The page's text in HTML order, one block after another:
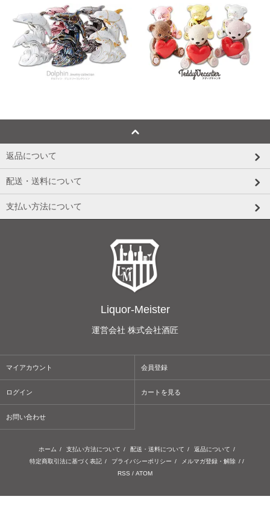
返品について
配送・送料について
支払い方法について
Liquor-Meister
運営会社 株式会社酒匠
マイアカウント 会員登録
ログイン カートを見る
お問い合わせ
ホーム / 支払い方法について / 配送・送料について / 返品について /
特定商取引法に基づく表記 / プライバシーポリシー / メルマガ登録・解除 / /
RSS / ATOM